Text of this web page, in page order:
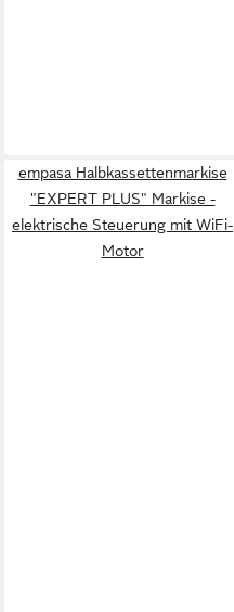
empasa Halbkassettenmarkise
"EXPERT PLUS" Markise -
elektrische Steuerung mit WiFi-
Motor